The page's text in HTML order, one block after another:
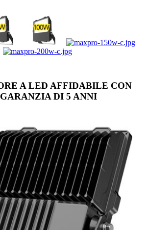
A LED AFFIDABILE CON
DI 5 ANNI